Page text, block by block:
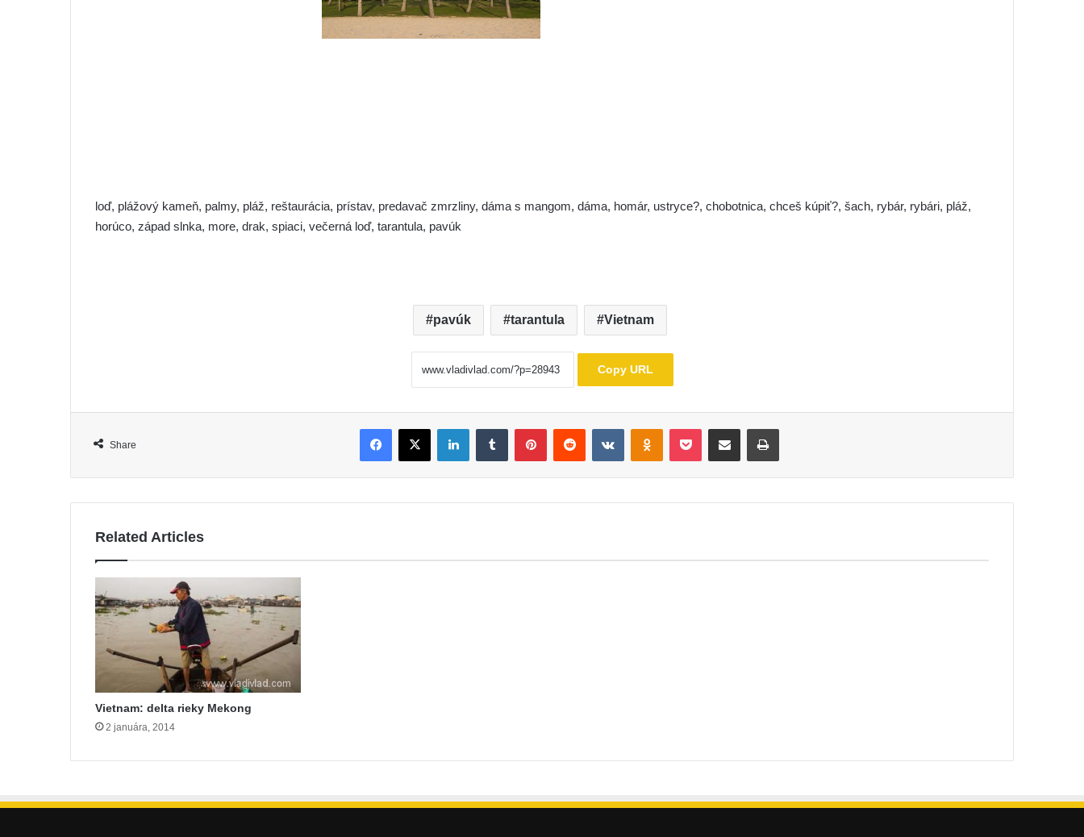
loď, plážový kameň, palmy, pláž, reštaurácia, prístav, predavač zmrzliny, dáma s mangom, dáma, homár, ustryce?, chobotnica, chceš kúpiť?, šach, rybár, rybári, pláž,
horúco, západ slnka, more, drak, spiaci, večerná loď, tarantula, pavúk
pavúk tarantula Vietnam
Copy URL
Share
FacebookX LinkedInTumblr PinterestReddit VKontakteOdnoklassniki
Pocket Share via Email Print
Related Articles
Vietnam: delta rieky Mekong
2 januára, 2014